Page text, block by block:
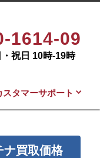
1614-09
祝日 10時-19時
スタマーサポート
ナ買取価格